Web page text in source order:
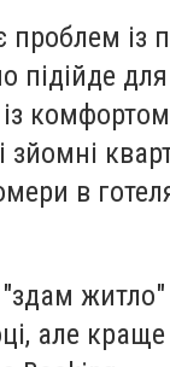
проблем із
підійде
зйомні
в
житло"
, але